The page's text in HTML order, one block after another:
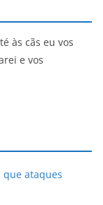
às cãs eu vos
e vos
ataques